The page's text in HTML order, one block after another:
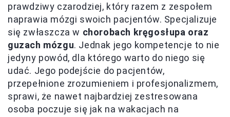
prawdziwy czarodziej, który razem z zespołem
naprawia mózgi swoich pacjentów. Specjalizuje
się zwłaszcza w chorobach kręgosłupa oraz
guzach mózgu. Jednak jego kompetencje to nie
jedyny powód, dla którego warto do niego się
udać. Jego podejście do pacjentów,
przepełnione zrozumieniem i profesjonalizmem,
sprawi, że nawet najbardziej zestresowana
osoba poczuje się jak na wakacjach na